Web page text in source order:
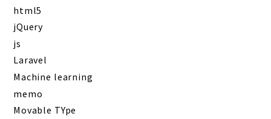
html5
jQuery
js
Laravel
Machine learning
memo
Movable TYpe